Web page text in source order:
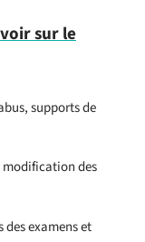
sur le
supports de
des
des examens et